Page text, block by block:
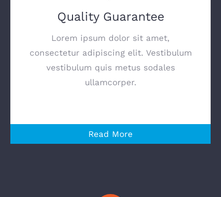
Quality Guarantee
Lorem ipsum dolor sit amet,
consectetur adipiscing elit. Vestibulum
vestibulum quis metus sodales
ullamcorper.
Read More